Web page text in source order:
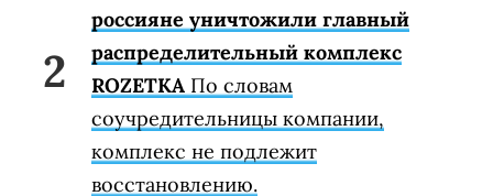
россияне уничтожили главный
распределительный комплекс
ROZETKA По словам
соучредительницы компании,
комплекс не подлежит
восстановлению.